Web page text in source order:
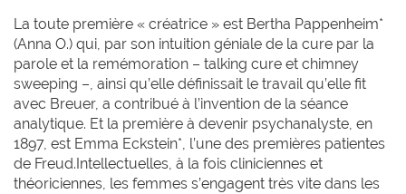
La toute première « créatrice » est Bertha Pappenheim*
(Anna O.) qui, par son intuition géniale de la cure par la
parole et la remémoration – talking cure et chimney
sweeping –, ainsi qu’elle définissait le travail qu’elle fit
avec Breuer, a contribué à l’invention de la séance
analytique. Et la première à devenir psychanalyste, en
1897, est Emma Eckstein*, l’une des premières patientes
de Freud.Intellectuelles, à la fois cliniciennes et
théoriciennes, les femmes s’engagent très vite dans les